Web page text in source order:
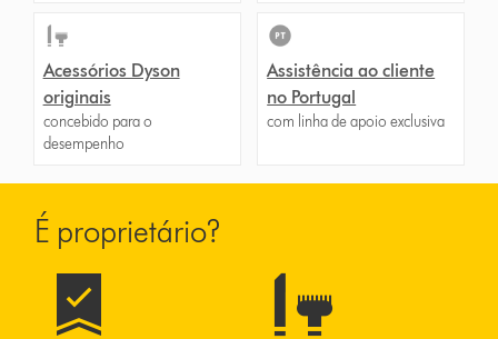
Acessórios Dyson
originais
concebido para o
desempenho
Assistência ao cliente
no Portugal
com linha de apoio exclusiva
É proprietário?